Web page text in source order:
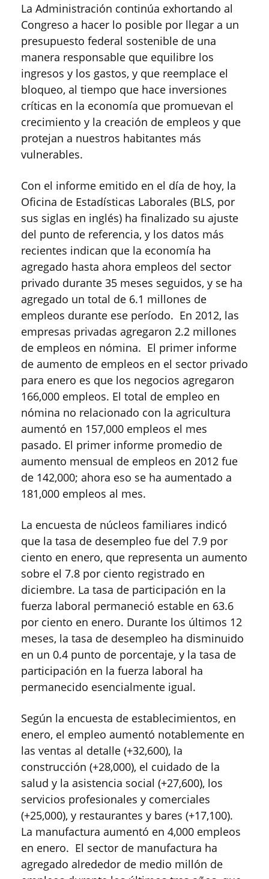
La Administración continúa exhortando al
Congreso a hacer lo posible por llegar a un
presupuesto federal sostenible de una
manera responsable que equilibre los
ingresos y los gastos, y que reemplace el
bloqueo, al tiempo que hace inversiones
críticas en la economía que promuevan el
crecimiento y la creación de empleos y que
protejan a nuestros habitantes más
vulnerables.
Con el informe emitido en el día de hoy, la
Oficina de Estadísticas Laborales (BLS, por
sus siglas en inglés) ha finalizado su ajuste
del punto de referencia, y los datos más
recientes indican que la economía ha
agregado hasta ahora empleos del sector
privado durante 35 meses seguidos, y se ha
agregado un total de 6.1 millones de
empleos durante ese período. En 2012, las
empresas privadas agregaron 2.2 millones
de empleos en nómina. El primer informe
de aumento de empleos en el sector privado
para enero es que los negocios agregaron
166,000 empleos. El total de empleo en
nómina no relacionado con la agricultura
aumentó en 157,000 empleos el mes
pasado. El primer informe promedio de
aumento mensual de empleos en 2012 fue
de 142,000; ahora eso se ha aumentado a
181,000 empleos al mes.
La encuesta de núcleos familiares indicó
que la tasa de desempleo fue del 7.9 por
ciento en enero, que representa un aumento
sobre el 7.8 por ciento registrado en
diciembre. La tasa de participación en la
fuerza laboral permaneció estable en 63.6
por ciento en enero. Durante los últimos 12
meses, la tasa de desempleo ha disminuido
en un 0.4 punto de porcentaje, y la tasa de
participación en la fuerza laboral ha
permanecido esencialmente igual.
Según la encuesta de establecimientos, en
enero, el empleo aumentó notablemente en
las ventas al detalle (+32,600), la
construcción (+28,000), el cuidado de la
salud y la asistencia social (+27,600), los
servicios profesionales y comerciales
(+25,000), y restaurantes y bares (+17,100).
La manufactura aumentó en 4,000 empleos
en enero. El sector de manufactura ha
agregado alrededor de medio millón de